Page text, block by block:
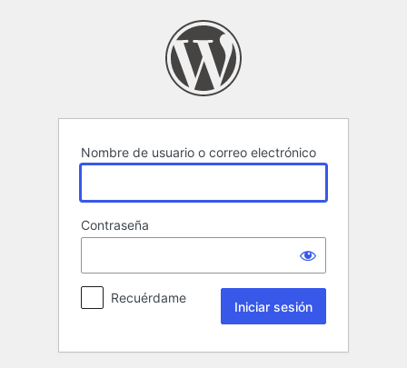
Nombre de usuario o correo electrónico
Contraseña
Recuérdame